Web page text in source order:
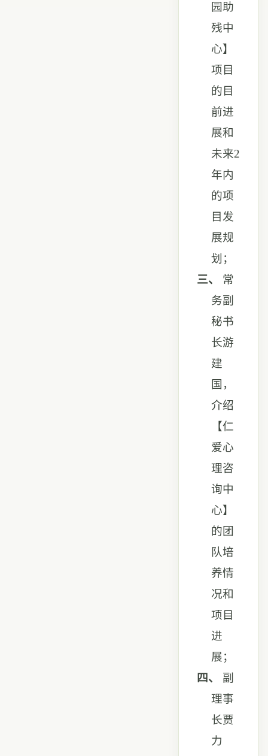
园助
残中
心】
项目
的目
前进
展和
未来2
年内
的项
目发
展规
划；
三、 常
务副
秘书
长游
建
国，
介绍
【仁
爱心
理咨
询中
心】
的团
队培
养情
况和
项目
进
展；
四、 副
理事
长贾
力